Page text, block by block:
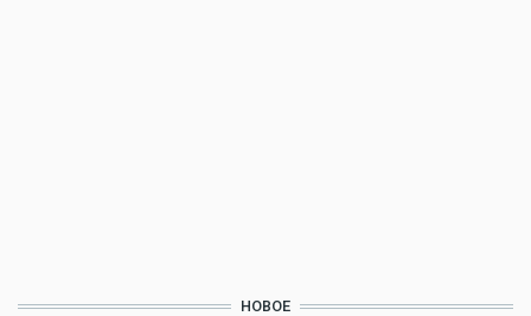
НОВОЕ